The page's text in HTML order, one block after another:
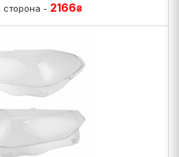
сторона - 2166₴